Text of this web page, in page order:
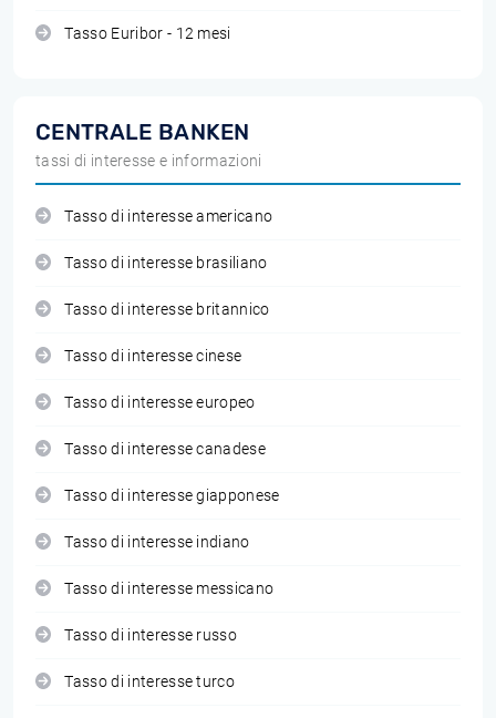
Tasso Euribor - 12 mesi
CENTRALE BANKEN
tassi di interesse e informazioni
Tasso di interesse americano
Tasso di interesse brasiliano
Tasso di interesse britannico
Tasso di interesse cinese
Tasso di interesse europeo
Tasso di interesse canadese
Tasso di interesse giapponese
Tasso di interesse indiano
Tasso di interesse messicano
Tasso di interesse russo
Tasso di interesse turco